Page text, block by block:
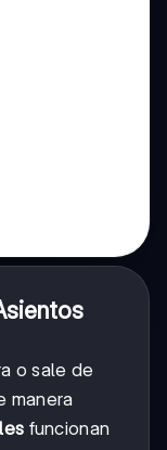
o sale de
manera
funcionan